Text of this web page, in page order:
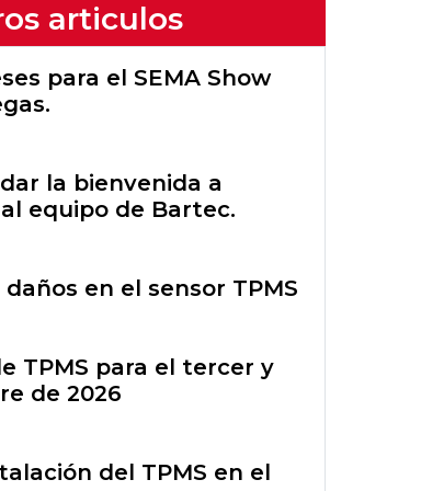
Registro de
garantía de Rite-
Herramientas
Curso de
Comparación de
Herramientas
TPMS heredadas
TPMS
Curso de
Primeros Bartec
Grupo Bartec
Boletines de
servicio técnico
Tech450PRO
articulos
para el SEMA Show
la bienvenida a
equipo de Bartec.
en el sensor TPMS
TPMS para el tercer y
de 2026
del TPMS en el